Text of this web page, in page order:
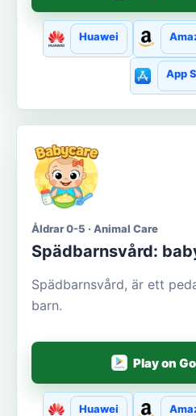
Huawei
App
Åldrar 0-5 · Animal Care
Spädbarnsvård:
Spädbarnsvård, är ett
barn.
Play on
Huawei